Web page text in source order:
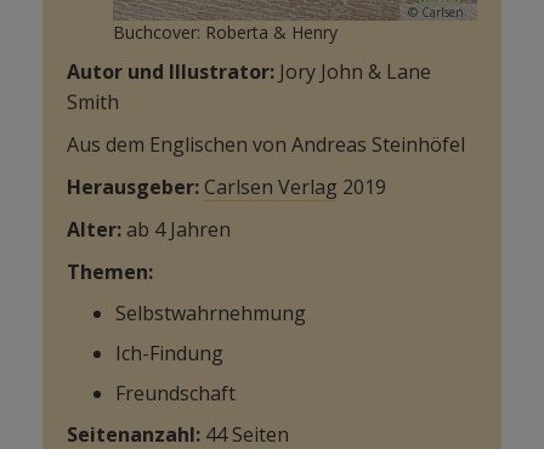
© Carlsen
Buchcover: Roberta & Henry
Autor und Illustrator: Jory John & Lane
Smith
Aus dem Englischen von Andreas Steinhöfel
Herausgeber: Carlsen Verlag 2019
Alter: ab 4 Jahren
Themen:
Selbstwahrnehmung
Ich-Findung
Freundschaft
Seitenanzahl: 44 Seiten